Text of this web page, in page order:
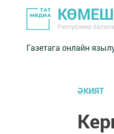
Республика
Газетага онлайн
ӘКИЯТ